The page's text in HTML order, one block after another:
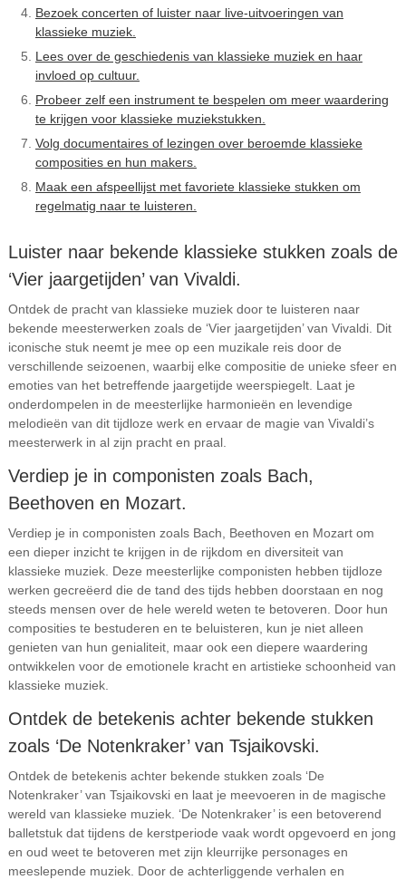
Bezoek concerten of luister naar live-uitvoeringen van
klassieke muziek.
Lees over de geschiedenis van klassieke muziek en haar
invloed op cultuur.
Probeer zelf een instrument te bespelen om meer waardering
te krijgen voor klassieke muziekstukken.
Volg documentaires of lezingen over beroemde klassieke
composities en hun makers.
Maak een afspeellijst met favoriete klassieke stukken om
regelmatig naar te luisteren.
Luister naar bekende klassieke stukken zoals de
‘Vier jaargetijden’ van Vivaldi.
Ontdek de pracht van klassieke muziek door te luisteren naar
bekende meesterwerken zoals de ‘Vier jaargetijden’ van Vivaldi. Dit
iconische stuk neemt je mee op een muzikale reis door de
verschillende seizoenen, waarbij elke compositie de unieke sfeer en
emoties van het betreffende jaargetijde weerspiegelt. Laat je
onderdompelen in de meesterlijke harmonieën en levendige
melodieën van dit tijdloze werk en ervaar de magie van Vivaldi’s
meesterwerk in al zijn pracht en praal.
Verdiep je in componisten zoals Bach,
Beethoven en Mozart.
Verdiep je in componisten zoals Bach, Beethoven en Mozart om
een dieper inzicht te krijgen in de rijkdom en diversiteit van
klassieke muziek. Deze meesterlijke componisten hebben tijdloze
werken gecreëerd die de tand des tijds hebben doorstaan en nog
steeds mensen over de hele wereld weten te betoveren. Door hun
composities te bestuderen en te beluisteren, kun je niet alleen
genieten van hun genialiteit, maar ook een diepere waardering
ontwikkelen voor de emotionele kracht en artistieke schoonheid van
klassieke muziek.
Ontdek de betekenis achter bekende stukken
zoals ‘De Notenkraker’ van Tsjaikovski.
Ontdek de betekenis achter bekende stukken zoals ‘De
Notenkraker’ van Tsjaikovski en laat je meevoeren in de magische
wereld van klassieke muziek. ‘De Notenkraker’ is een betoverend
balletstuk dat tijdens de kerstperiode vaak wordt opgevoerd en jong
en oud weet te betoveren met zijn kleurrijke personages en
meeslepende muziek. Door de achterliggende verhalen en